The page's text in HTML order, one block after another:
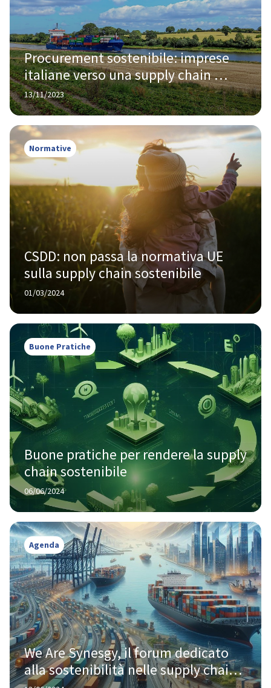
Procurement sostenibile: imprese
italiane verso una supply chain
sempre più green
13/11/2023
Normative
CSDD: non passa la normativa UE
sulla supply chain sostenibile
01/03/2024
Buone Pratiche
Buone pratiche per rendere la supply
chain sostenibile
06/06/2024
Agenda
We Are Synesgy, il forum dedicato
alla sostenibilità nelle supply chain